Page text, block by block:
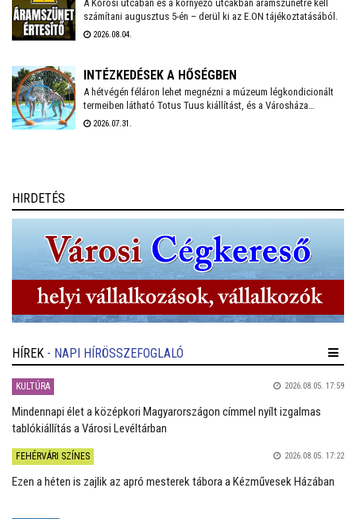
A Kőrösi utcában és a környező utcákban áramszünetre kell
számítani augusztus 5-én – derül ki az E.ON tájékoztatásából.
2026.08.04.
INTÉZKEDÉSEK A HŐSÉGBEN
A hétvégén féláron lehet megnézni a múzeum légkondicionált
termeiben látható Totus Tuus kiállítást, és a Városháza
temperált Díszterme is megnyílik hétfőn-kedden, ahol pedig
2026.07.31.
HIRDETÉS
HÍREK - NAPI HÍRÖSSZEFOGLALÓ
KULTÚRA 2026.08.05. 17:59
Mindennapi élet a középkori Magyarországon címmel nyílt izgalmas
tablókiállítás a Városi Levéltárban
FEHÉRVÁRI SZÍNES 2026.08.05. 17:22
Ezen a héten is zajlik az apró mesterek tábora a Kézművesek Házában